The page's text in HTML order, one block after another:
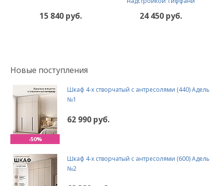
Новые поступления
-50%
Шкаф 4-х створчатый с антресолями (440) Адель
№1
62 990 руб.
Шкаф 4-х створчатый с антресолями (600) Адель
№2
15 840 руб. 24 450 руб.